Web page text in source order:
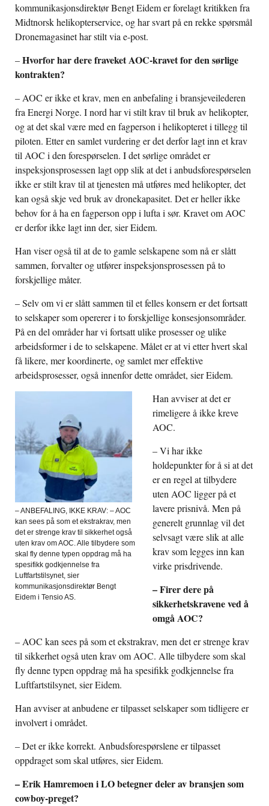
kommunikasjonsdirektør Bengt Eidem er forelagt kritikken fra
Midtnorsk helikopterservice, og har svart på en rekke spørsmål
Dronemagasinet har stilt via e-post.
–Hvorfor har dere fraveket AOC-kravet for den sørlige
kontrakten?
– AOC er ikke et krav, men en anbefaling i bransjeveilederen
fra Energi Norge. I nord har vi stilt krav til bruk av helikopter,
og at det skal være med en fagperson i helikopteret i tillegg til
piloten. Etter en samlet vurdering er det derfor lagt inn et krav
til AOC i den forespørselen. I det sørlige området er
inspeksjonsprosessen lagt opp slik at det i anbudsforespørselen
ikke er stilt krav til at tjenesten må utføres med helikopter, det
kan også skje ved bruk av dronekapasitet. Det er heller ikke
behov for å ha en fagperson opp i lufta i sør. Kravet om AOC
er derfor ikke lagt inn der, sier Eidem.
Han viser også til at de to gamle selskapene som nå er slått
sammen, forvalter og utfører inspeksjonsprosessen på to
forskjellige måter.
– Selv om vi er slått sammen til et felles konsern er det fortsatt
to selskaper som opererer i to forskjellige konsesjonsområder.
På en del områder har vi fortsatt ulike prosesser og ulike
arbeidsformer i de to selskapene. Målet er at vi etter hvert skal
få likere, mer koordinerte, og samlet mer effektive
arbeidsprosesser, også innenfor dette området, sier Eidem.
– ANBEFALING, IKKE KRAV: – AOC
kan sees på som et ekstrakrav, men
det er strenge krav til sikkerhet også
uten krav om AOC. Alle tilbydere som
skal fly denne typen oppdrag må ha
spesifikk godkjennelse fra
Luftfartstilsynet, sier
kommunikasjonsdirektør Bengt
Eidem i Tensio AS.
Han avviser at det er
rimeligere å ikke kreve
AOC.
– Vi har ikke
holdepunkter for å si at det
er en regel at tilbydere
uten AOC ligger på et
lavere prisnivå. Men på
generelt grunnlag vil det
selvsagt være slik at alle
krav som legges inn kan
virke prisdrivende.
– Firer dere på
sikkerhetskravene ved å
omgå AOC?
– AOC kan sees på som et ekstrakrav, men det er strenge krav
til sikkerhet også uten krav om AOC. Alle tilbydere som skal
fly denne typen oppdrag må ha spesifikk godkjennelse fra
Luftfartstilsynet, sier Eidem.
Han avviser at anbudene er tilpasset selskaper som tidligere er
involvert i området.
– Det er ikke korrekt. Anbudsforespørslene er tilpasset
oppdraget som skal utføres, sier Eidem.
– Erik Hamremoen i LO betegner deler av bransjen som
cowboy-preget?